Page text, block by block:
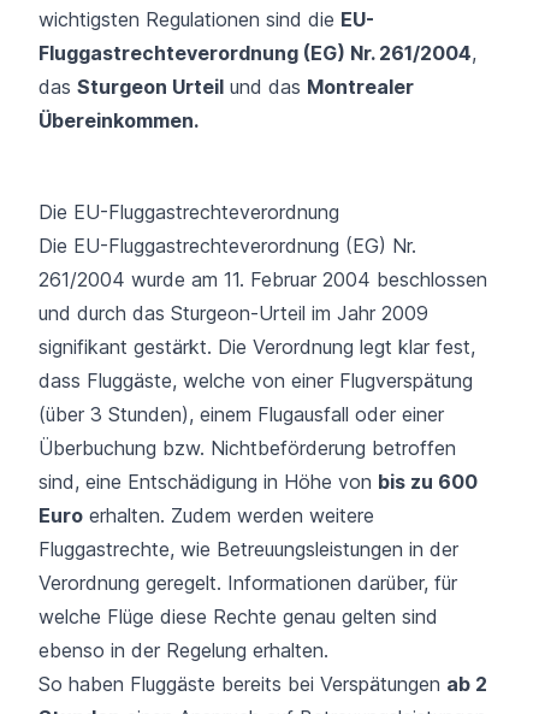
wichtigsten Regulationen sind die EU-
Fluggastrechteverordnung (EG) Nr. 261/2004,
das Sturgeon Urteil und das Montrealer
Übereinkommen.
Die EU-Fluggastrechteverordnung
Die EU-Fluggastrechteverordnung (EG) Nr.
261/2004 wurde am 11. Februar 2004 beschlossen
und durch das Sturgeon-Urteil im Jahr 2009
signifikant gestärkt. Die Verordnung legt klar fest,
dass Fluggäste, welche von einer Flugverspätung
(über 3 Stunden), einem Flugausfall oder einer
Überbuchung bzw. Nichtbeförderung betroffen
sind, eine Entschädigung in Höhe von bis zu 600
Euro erhalten. Zudem werden weitere
Fluggastrechte, wie Betreuungsleistungen in der
Verordnung geregelt. Informationen darüber, für
welche Flüge diese Rechte genau gelten sind
ebenso in der Regelung erhalten.
So haben Fluggäste bereits bei Verspätungen ab 2